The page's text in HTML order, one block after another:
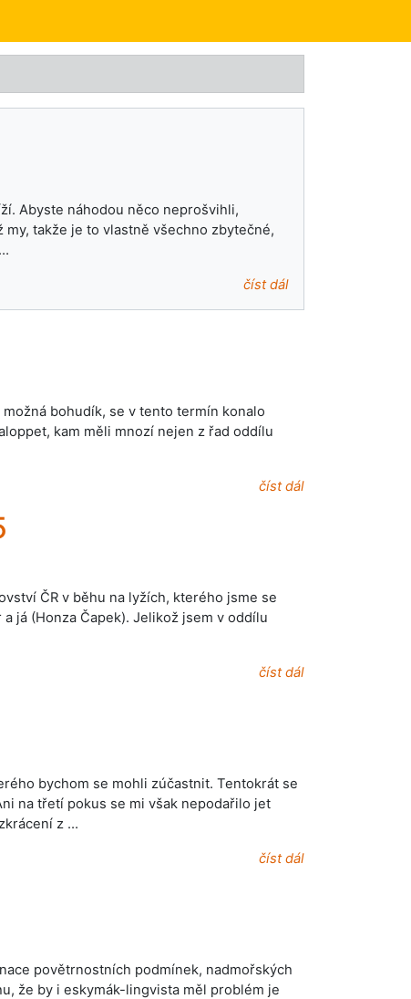
Abyste náhodou něco neprošvihli,
takže je to vlastně všechno zbytečné,
číst dál
bohudík, se v tento termín konalo
kam měli mnozí nejen z řad oddílu
číst dál
ČR v běhu na lyžích, kterého jsme se
já (Honza Čapek). Jelikož jsem v oddílu
číst dál
bychom se mohli zúčastnit. Tentokrát se
na třetí pokus se mi však nepodařilo jet
z …
číst dál
povětrnostních podmínek, nadmořských
že by i eskymák-lingvista měl problém je